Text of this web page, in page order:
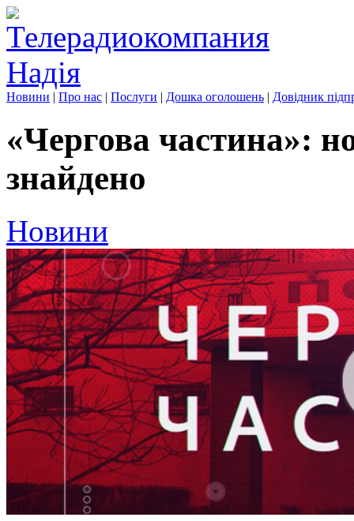
Новини | Про нас | Послуги | Дошка оголошень | Довідник
«Чергова частина»:
знайдено
Новини